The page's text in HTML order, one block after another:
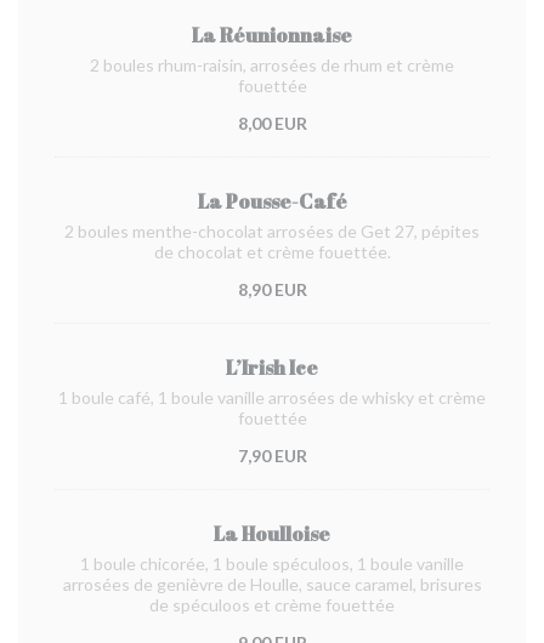
La Réunionnaise
2 boules rhum-raisin, arrosées de rhum et crème
fouettée
8,00 EUR
La Pousse-Café
2 boules menthe-chocolat arrosées de Get 27, pépites
de chocolat et crème fouettée.
8,90 EUR
L’Irish Ice
1 boule café, 1 boule vanille arrosées de whisky et crème
fouettée
7,90 EUR
La Houlloise
1 boule chicorée, 1 boule spéculoos, 1 boule vanille
arrosées de genièvre de Houlle, sauce caramel, brisures
de spéculoos et crème fouettée